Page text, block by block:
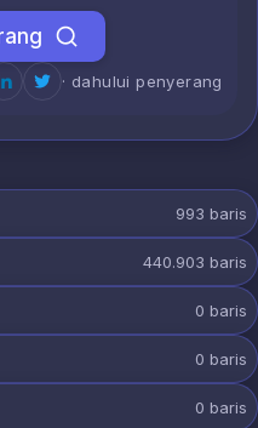
· dahului penyerang
993 baris
440.903 baris
0 baris
0 baris
0 baris